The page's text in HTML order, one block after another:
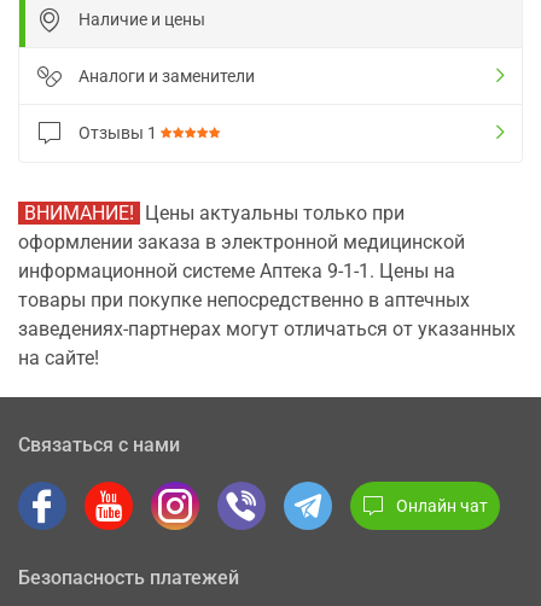
Наличие и цены
Аналоги и заменители
Отзывы 1
ВНИМАНИЕ! Цены актуальны только при
оформлении заказа в электронной медицинской
информационной системе Аптека 9-1-1. Цены на
товары при покупке непосредственно в аптечных
заведениях-партнерах могут отличаться от указанных
на сайте!
Связаться с нами
Онлайн чат
Безопасность платежей